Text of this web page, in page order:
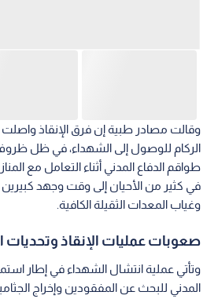
وقالت مصادر طبية إن فرق الإنقاذ
الركام للوصول إلى الشهداء، في ظل
طواقم الدفاع المدني أثناء التعامل مع
في كثير من الأحيان إلى وقت وجهد
وغياب المعدات الثقيلة الكافية.
صعوبات عمليات الإنقاذ
وتأتي عملية انتشال الشهداء في إطار
المدني للبحث عن المفقودين وإخراج